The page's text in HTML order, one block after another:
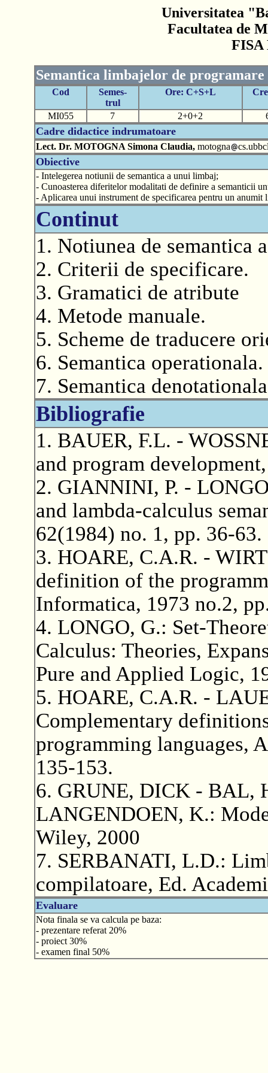
Universitatea
Facultatea de
FISA
Semantica limbajelor de programare
Cod
Semes-
trul
Ore: C+S+L
MI055 7 2+0+2
Cadre didactice indrumatoare
Lect. Dr. MOTOGNA Simona Claudia,motogna
Obiective
- Intelegerea notiunii de semantica a unui limbaj;
- Cunoasterea diferitelor modalitati de definire a semanticii
- Aplicarea unui instrument de specificarea pentru un anumit
Continut
1. Notiunea de semantica
2. Criterii de specificare.
3. Gramatici de atribute
4. Metode manuale.
5. Scheme de traducere
6. Semantica operationala.
7. Semantica
Bibliografie
1. BAUER, F.L. -
and program
2. GIANNINI, P. -
and lambda-calculus
62(1984) no. 1, pp. 36-63.
3. HOARE, C.A.R. -
definition of the
Informatica, 1973 no.2,
4. LONGO, G.: Set-
Calculus: Theories,
Pure and Applied Logic,
5. HOARE, C.A.R. -
Complementary
programming languages,
135-153.
6. GRUNE, DICK - BAL,
LANGENDOEN, K.:
Wiley, 2000
7. SERBANATI, L.D.:
compilatoare, Ed.
Evaluare
Nota finala se va calcula pe baza:
- prezentare referat 20%
- proiect 30%
- examen final 50%